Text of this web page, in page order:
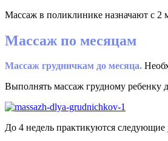
Массаж в поликлинике назначают с 2
Массаж по месяцам
Массаж грудничкам до месяца.
Выполнять массаж грудному ребенку
До 4 недель практикуются следующие